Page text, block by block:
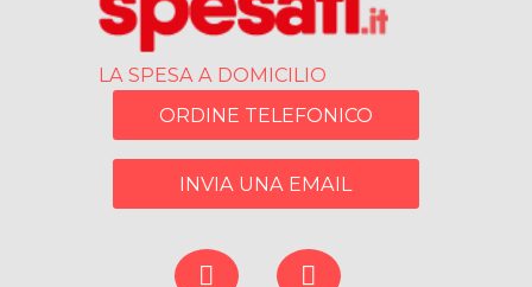
LA SPESA A DOMICILIO
ORDINE TELEFONICO
INVIA UNA EMAIL